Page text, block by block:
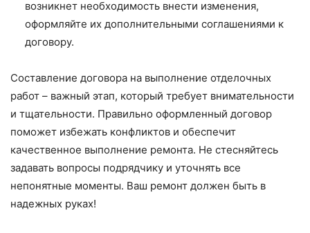
возникнет необходимость внести изменения,
оформляйте их дополнительными соглашениями к
договору.
Составление договора на выполнение отделочных
работ – важный этап, который требует внимательности
и тщательности. Правильно оформленный договор
поможет избежать конфликтов и обеспечит
качественное выполнение ремонта. Не стесняйтесь
задавать вопросы подрядчику и уточнять все
непонятные моменты. Ваш ремонт должен быть в
надежных руках!